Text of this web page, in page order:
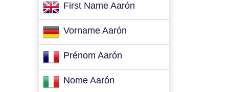
First Name Aarón
Vorname Aarón
Prénom Aarón
Nome Aarón